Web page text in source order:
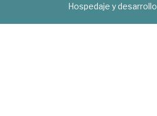
Hospedaje y desarrollo